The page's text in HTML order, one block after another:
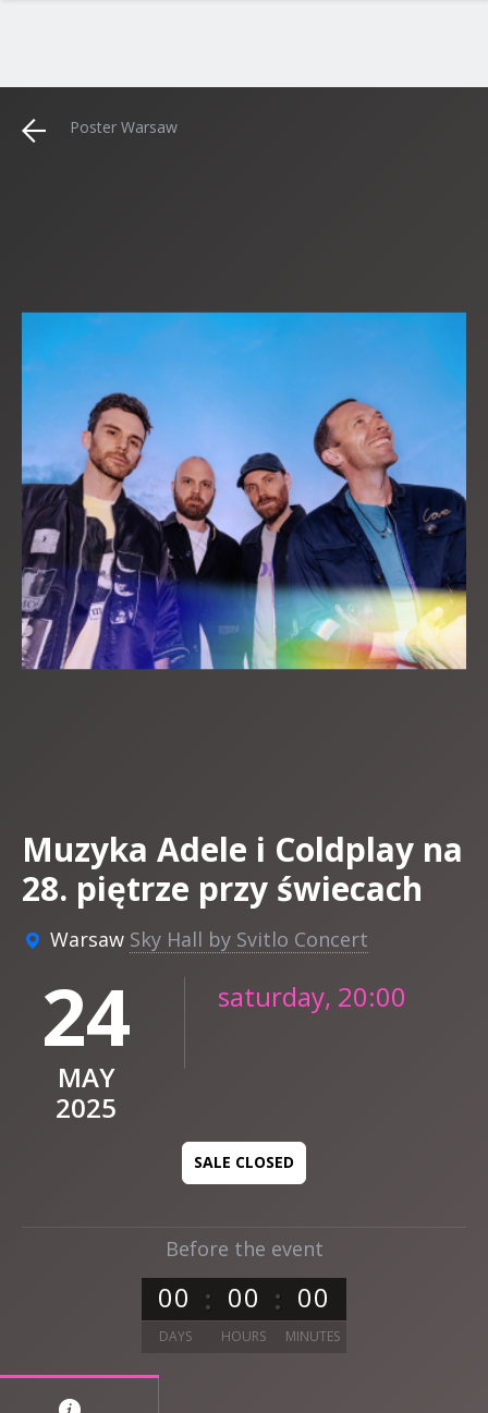
Poster Warsaw
Before the event
00 00 00
DAYS HOURS MINUTES
Muzyka Adele i Coldplay na
28. piętrze przy świecach
Warsaw Sky Hall by Svitlo Concert
24
MAY
2025
saturday, 20:00
SALE CLOSED